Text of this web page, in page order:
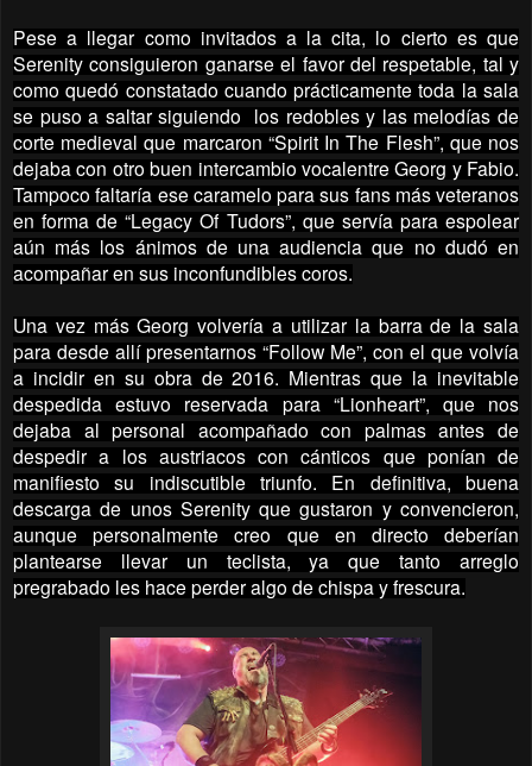
Pese a llegar como invitados a la cita, lo cierto es que
Serenity consiguieron ganarse el favor del respetable, tal y
como quedó constatado cuando prácticamente toda la sala
se puso a saltar siguiendo los redobles y las melodías de
corte medieval que marcaron “Spirit In The Flesh”, que nos
dejaba con otro buen intercambio vocalentre Georg y Fabio.
Tampoco faltaría ese caramelo para sus fans más veteranos
en forma de “Legacy Of Tudors”, que servía para espolear
aún más los ánimos de una audiencia que no dudó en
acompañar en sus inconfundibles coros.
Una vez más Georg volvería a utilizar la barra de la sala
para desde allí presentarnos “Follow Me”, con el que volvía
a incidir en su obra de 2016. Mientras que la inevitable
despedida estuvo reservada para “Lionheart”, que nos
dejaba al personal acompañado con palmas antes de
despedir a los austriacos con cánticos que ponían de
manifiesto su indiscutible triunfo. En definitiva, buena
descarga de unos Serenity que gustaron y convencieron,
aunque personalmente creo que en directo deberían
plantearse llevar un teclista, ya que tanto arreglo
pregrabado les hace perder algo de chispa y frescura.